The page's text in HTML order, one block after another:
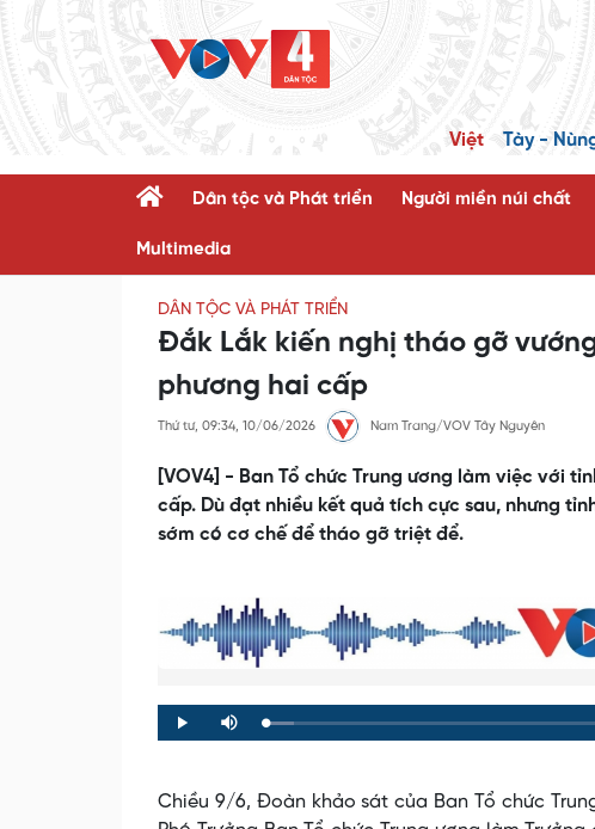
Việt Tày -
Dân tộc và Phát triển Người miền núi chất
Multimedia
DÂN TỘC VÀ PHÁT TRIỂN
Đắk Lắk kiến nghị tháo gỡ
phương hai cấp
Thứ tư, 09:34, 10/06/2026 Nam Trang/VOV Tây Nguyên
[VOV4] - Ban Tổ chức Trung ương làm việc với
cấp. Dù đạt nhiều kết quả tích cực sau, nhưng
sớm có cơ chế để tháo gỡ triệt để.
Play Mute Loaded:
0%
Progress:
0%
Chiều 9/6, Đoàn khảo sát của Ban Tổ chức